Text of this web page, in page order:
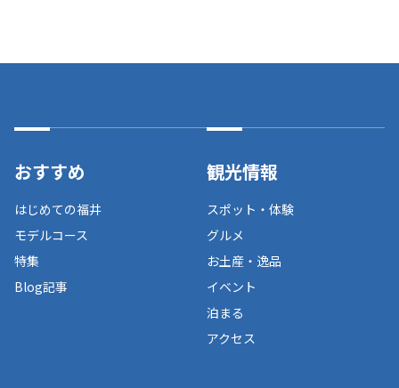
おすすめ
はじめての福井
モデルコース
特集
Blog記事
観光情報
スポット・体験
グルメ
お土産・逸品
イベント
泊まる
アクセス